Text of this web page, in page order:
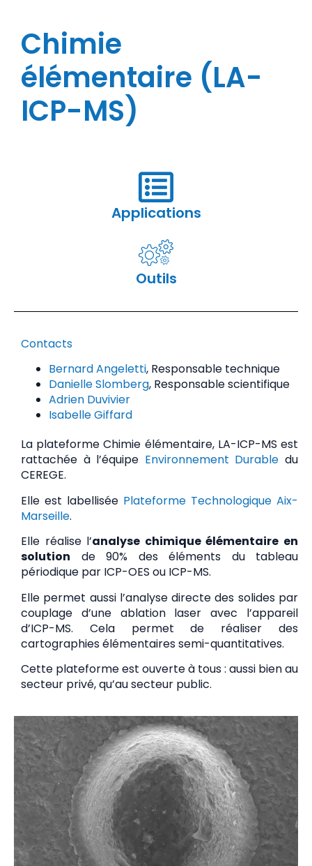
Chimie
élémentaire (LA-
ICP-MS)
Applications
Outils
Contacts
Bernard Angeletti, Responsable technique
Danielle Slomberg, Responsable scientifique
Adrien Duvivier
Isabelle Giffard
La plateforme Chimie élémentaire, LA-ICP-MS est
rattachée à l’équipe Environnement Durable du
CEREGE.
Elle est labellisée Plateforme Technologique Aix-
Marseille.
Elle réalise l’analyse chimique élémentaire en
solution de 90% des éléments du tableau
périodique par ICP-OES ou ICP-MS.
Elle permet aussi l’analyse directe des solides par
couplage d’une ablation laser avec l’appareil
d’ICP-MS. Cela permet de réaliser des
cartographies élémentaires semi-quantitatives.
Cette plateforme est ouverte à tous : aussi bien au
secteur privé, qu’au secteur public.